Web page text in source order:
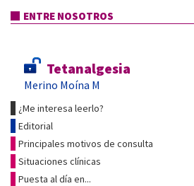
ENTRE NOSOTROS
Tetanalgesia
Merino Moína M
¿Me interesa leerlo?
Editorial
Principales motivos de consulta
Situaciones clínicas
Puesta al día en...